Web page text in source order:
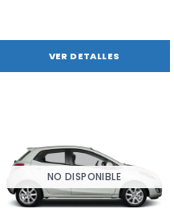
VER DETALLES
NO DISPONIBLE